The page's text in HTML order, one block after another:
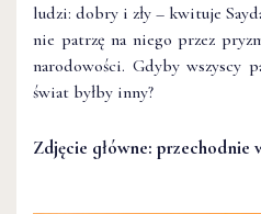
ludzi: dobry i zły – kwituje
nie patrzę na niego przez
narodowości. Gdyby wszyscy
świat byłby inny?
Zdjęcie główne: przechodnie